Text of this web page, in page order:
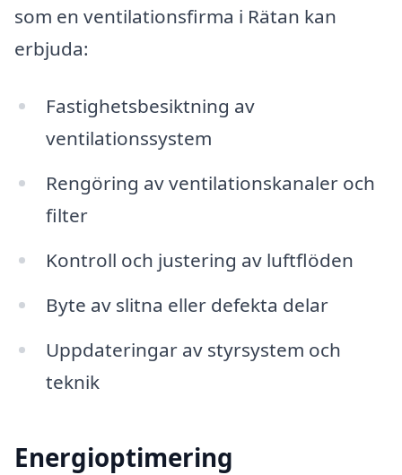
som en ventilationsfirma i Rätan kan
erbjuda:
Fastighetsbesiktning av
ventilationssystem
Rengöring av ventilationskanaler och
filter
Kontroll och justering av luftflöden
Byte av slitna eller defekta delar
Uppdateringar av styrsystem och
teknik
Energioptimering